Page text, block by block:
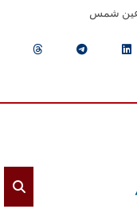
عين شمس